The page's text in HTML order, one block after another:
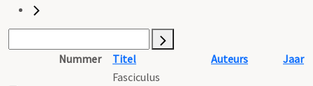
Nummer Titel Auteurs Jaar
Fasciculus